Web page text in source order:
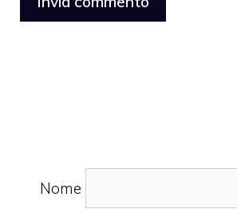
Nome